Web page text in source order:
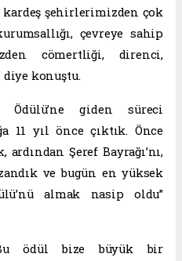
kardeş şehirlerimizden çok
çevreye sahip
cömertliği, direnci,
konuştu.
Ödülü’ne giden süreci
11 yıl önce çıktık. Önce
ardından Şeref Bayrağı’nı,
ve bugün en yüksek
almak nasip oldu”
ödül bize büyük bir